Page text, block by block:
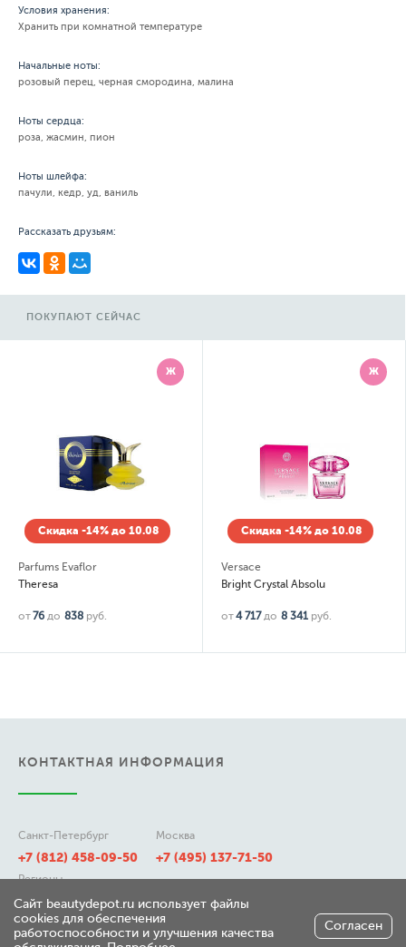
Условия хранения:
Хранить при комнатной температуре
Начальные ноты:
розовый перец, черная смородина, малина
Ноты сердца:
роза, жасмин, пион
Ноты шлейфа:
пачули, кедр, уд, ваниль
Рассказать друзьям:
ПОКУПАЮТ СЕЙЧАС
Ж
Скидка -14% до 10.08
Parfums Evaflor
Theresa
от76 до 838 руб.
Ж
Скидка -14% до 10.08
Versace
Bright Crystal Absolu
от4 717 до 8 341 руб.
КОНТАКТНАЯ ИНФОРМАЦИЯ
Санкт-Петербург
+7 (812) 458-09-50
Москва
+7 (495) 137-71-50
Регионы
8 (800) 511-21-50
Сайт beautydepot.ru использует файлы
cookies для обеспечения
работоспособности и улучшения качества
Согласен